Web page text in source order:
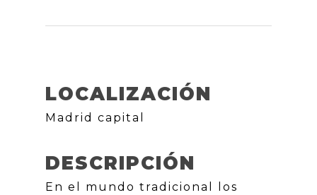
LOCALIZACIÓN
Madrid capital
DESCRIPCIÓN
En el mundo tradicional los